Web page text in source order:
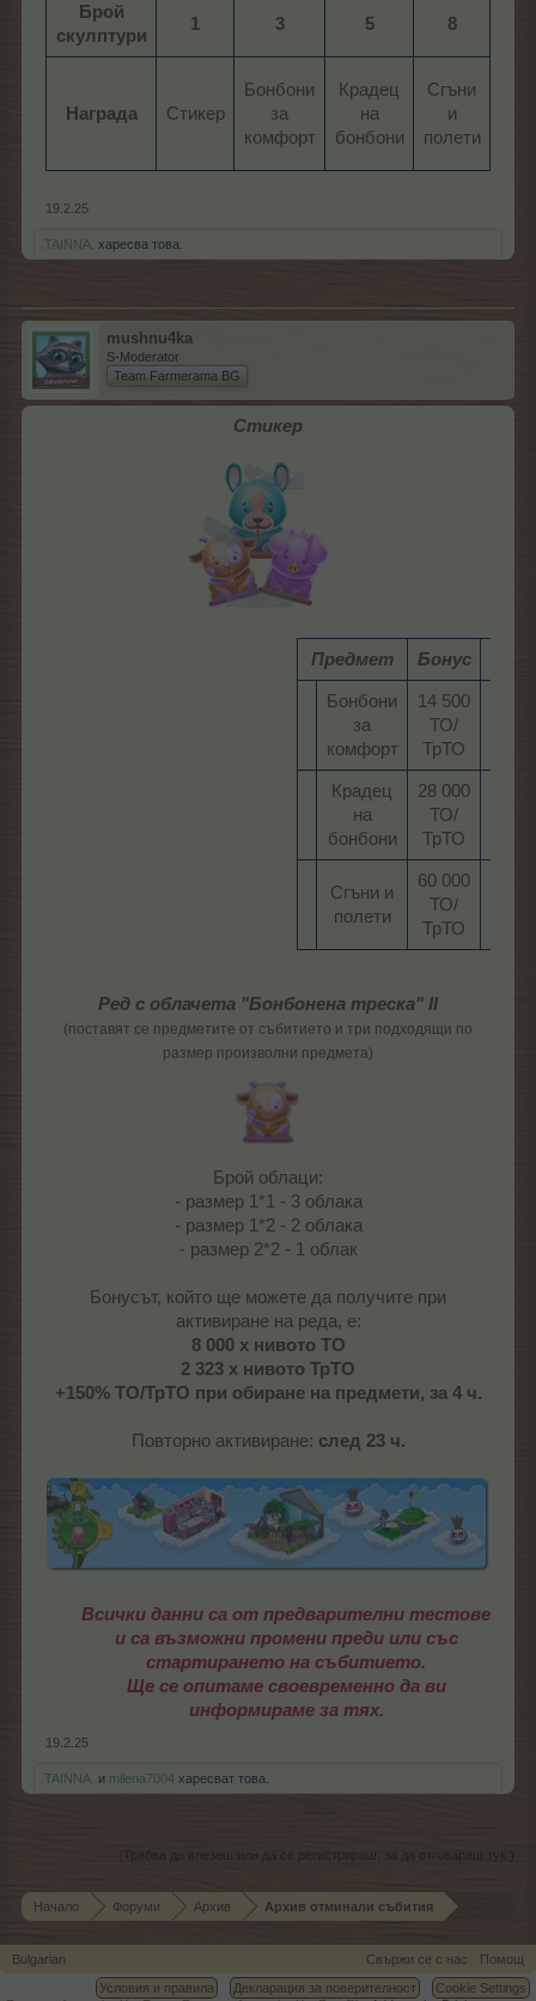
Брой
скулптури
1 3 5 8
Награда Стикер​
Бонбони
за
комфорт​
Крадец
на
бонбони​
Сгъни
и
полети​
19.2.25
.TAINNA. харесва това.
mushnu4ka
S-Moderator
Team Farmerama BG
Стикер
Предмет Бонус
Бонбони
за
комфорт​
14 500
ТО/
ТрТО​
Крадец
на
бонбони​
28 000
ТО/
ТрТО​
Сгъни и
полети​
60 000
ТО/
ТрТО​
Ред с облачета "Бонбонена треска" II
(поставят се предметите от събитието и три подходящи по
размер произволни предмета)
Брой облаци:
- размер 1*1 - 3 облака
- размер 1*2 - 2 облака
- размер 2*2 - 1 облак
Бонусът, който ще можете да получите при
активиране на реда, е:
8 000 х нивото ТО
2 323 х нивото ТрТО
+150% ТО/ТрТО при обиране на предмети, за 4 ч.
Повторно активиране: след 23 ч.
Всички данни са от предварителни тестове
и са възможни промени преди или със
стартирането на събитието.
Ще се опитаме своевременно да ви
информираме за тях.
19.2.25
.TAINNA. и milena7004 харесват това.
(Трябва да влезеш или да се регистрираш, за да отговаряш тук.)
Начало Форуми Архив Архив отминали събития
Bulgarian Свържи се с нас
Помощ
Условия и правила
Декларация за поверителност
Cookie Settings